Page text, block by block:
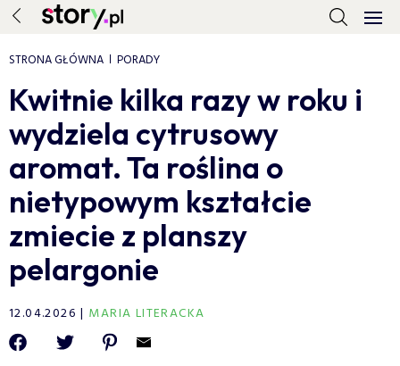
STRONA GŁÓWNA PORADY
Kwitnie kilka razy w roku i
wydziela cytrusowy
aromat. Ta roślina o
nietypowym kształcie
zmiecie z planszy
pelargonie
12.04.2026 MARIA LITERACKA